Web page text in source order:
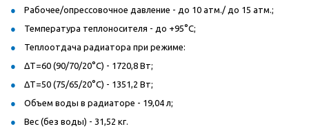
Рабочее/опрессовочное давление - до 10 атм./ до 15 атм.;
Температура теплоносителя - до +95°C;
Теплоотдача радиатора при режиме:
ΔT=60 (90/70/20°C) - 1720,8 Вт;
ΔT=50 (75/65/20°C) - 1351,2 Вт;
Объем воды в радиаторе - 19,04 л;
Вес (без воды) - 31,52 кг.